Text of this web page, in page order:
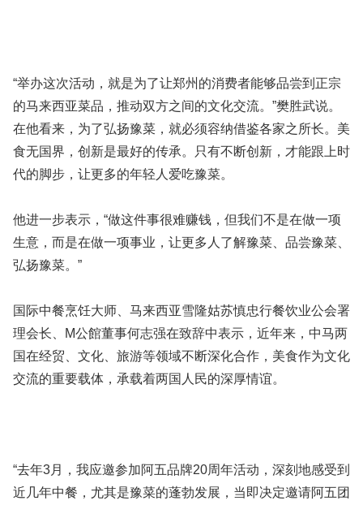
“举办这次活动，就是为了让郑州的消费者能够品尝到正宗
的马来西亚菜品，推动双方之间的文化交流。”樊胜武说。
在他看来，为了弘扬豫菜，就必须容纳借鉴各家之所长。美
食无国界，创新是最好的传承。只有不断创新，才能跟上时
代的脚步，让更多的年轻人爱吃豫菜。
他进一步表示，“做这件事很难赚钱，但我们不是在做一项
生意，而是在做一项事业，让更多人了解豫菜、品尝豫菜、
弘扬豫菜。”
国际中餐烹饪大师、马来西亚雪隆姑苏慎忠行餐饮业公会署
理会长、M公館董事何志强在致辞中表示，近年来，中马两
国在经贸、文化、旅游等领域不断深化合作，美食作为文化
交流的重要载体，承载着两国人民的深厚情谊。
“去年3月，我应邀参加阿五品牌20周年活动，深刻地感受到
近几年中餐，尤其是豫菜的蓬勃发展，当即决定邀请阿五团